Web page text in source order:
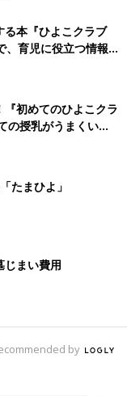
たおままごとグッ
もなかなか可愛
る本『ひよこクラブ
育児に役立つ情報が
初めてのひよこクラ
の授乳がうまくい
のトラブル 解決テ
たまひよ」
じまい費用
by